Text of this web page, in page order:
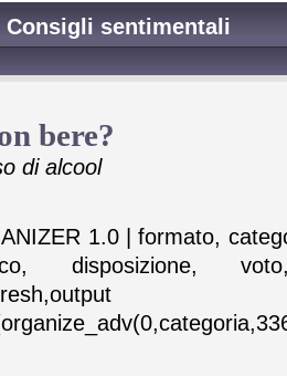
Consigli sentimentali
bere?
di alcool
1.0 | formato,
disposizione,